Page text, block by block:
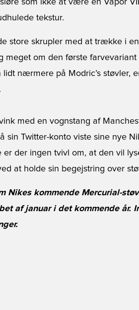
som ikke at være en Vapor
tekstur.
store skrupler med at trække i
meget om den første
lidt nærmere på Modric’s støvler,
med en vognstang af
sin Twitter-konto viste sine nye
der ingen tvivl om, at den vil
at holde sin begejstring over
Nikes kommende Mercurial-
af januar i det kommende år.